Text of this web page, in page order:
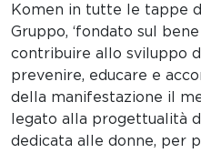
Komen in tutte le tappe
Gruppo, ‘fondato sul
contribuire allo sviluppo
prevenire, educare e
della manifestazione il
legato alla progettualità
dedicata alle donne, per